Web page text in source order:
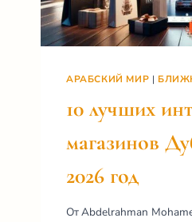
АРАБСКИЙ МИР |
10 лучших
магазинов
2026 год
ОтAbdelrahman